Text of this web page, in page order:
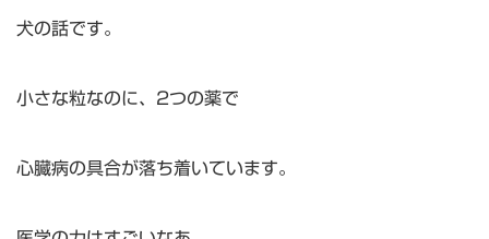
犬の話です。
小さな粒なのに、2つの薬で
心臓病の具合が落ち着いています。